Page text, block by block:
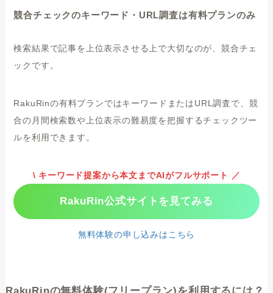
競合チェックのキーワード・URL調査は有料プランのみ
検索結果で記事を上位表示させる上で大切なのが、競合チェ
ックです。
RakuRinの有料プランではキーワードまたはURL調査で、競
合の月間検索数や上位表示の難易度を把握するチェックツー
ルを利用できます。
\ キーワード提案から本文までAIがフルサポート ／
RakuRin公式サイトを見てみる
無料体験の申し込みはこちら